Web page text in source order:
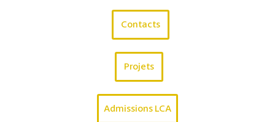
Contacts
Projets
Admissions LCA